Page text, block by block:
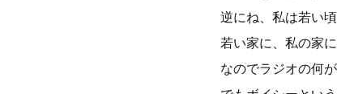
逆にね、私は若い
若い家に、私の家
なのでラジオの何